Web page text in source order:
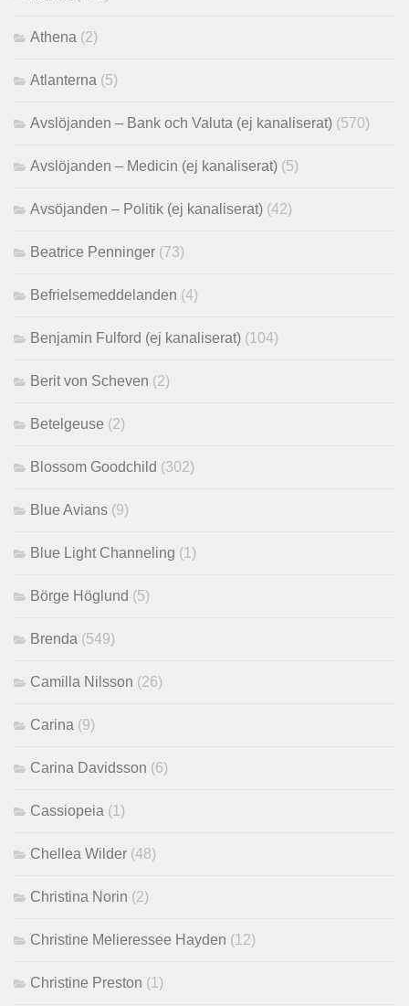
Athena (2)
Atlanterna (5)
Avslöjanden – Bank och Valuta (ej kanaliserat) (570)
Avslöjanden – Medicin (ej kanaliserat) (5)
Avsöjanden – Politik (ej kanaliserat) (42)
Beatrice Penninger (73)
Befrielsemeddelanden (4)
Benjamin Fulford (ej kanaliserat) (104)
Berit von Scheven (2)
Betelgeuse (2)
Blossom Goodchild (302)
Blue Avians (9)
Blue Light Channeling (1)
Börge Höglund (5)
Brenda (549)
Camilla Nilsson (26)
Carina (9)
Carina Davidsson (6)
Cassiopeia (1)
Chellea Wilder (48)
Christina Norin (2)
Christine Melieressee Hayden (12)
Christine Preston (1)